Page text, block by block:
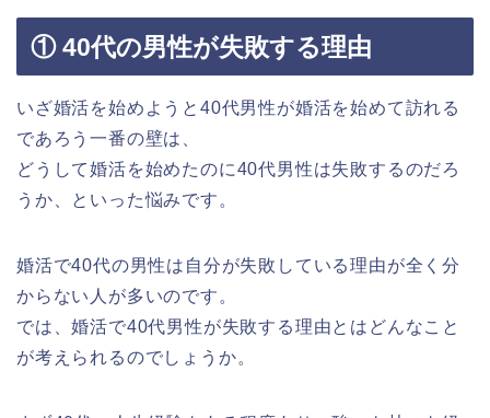
① 40代の男性が失敗する理由
いざ婚活を始めようと40代男性が婚活を始めて訪れる
であろう一番の壁は、
どうして婚活を始めたのに40代男性は失敗するのだろ
うか、といった悩みです。
婚活で40代の男性は自分が失敗している理由が全く分
からない人が多いのです。
では、婚活で40代男性が失敗する理由とはどんなこと
が考えられるのでしょうか。